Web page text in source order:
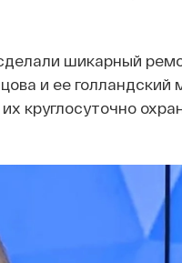
шикарный
и ее голландский
круглосуточно